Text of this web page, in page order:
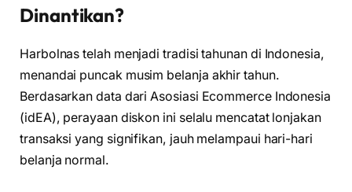
Dinantikan?
Harbolnas telah menjadi tradisi tahunan di Indonesia,
menandai puncak musim belanja akhir tahun.
Berdasarkan data dari Asosiasi Ecommerce Indonesia
(idEA), perayaan diskon ini selalu mencatat lonjakan
transaksi yang signifikan, jauh melampaui hari-hari
belanja normal.